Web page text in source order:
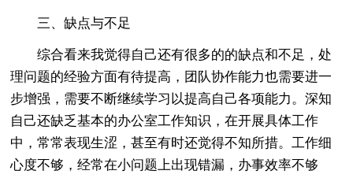
三、缺点与不足
综合看来我觉得自己还有很多的的缺点和不足，处
理问题的经验方面有待提高，团队协作能力也需要进一
步增强，需要不断继续学习以提高自己各项能力。深知
自己还缺乏基本的办公室工作知识，在开展具体工作
中，常常表现生涩，甚至有时还觉得不知所措。工作细
心度不够，经常在小问题上出现错漏，办事效率不够